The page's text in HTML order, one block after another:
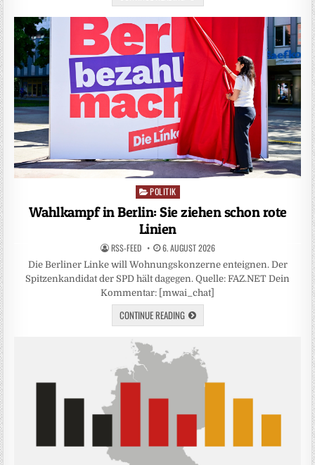
Posted
in
POLITIK
Wahlkampf in Berlin: Sie ziehen schon rote
Linien
RSS-FEED 6. AUGUST 2026
Die Berliner Linke will Wohnungskonzerne enteignen. Der
Spitzenkandidat der SPD hält dagegen. Quelle: FAZ.NET Dein
Kommentar: [mwai_chat]
CONTINUE READING